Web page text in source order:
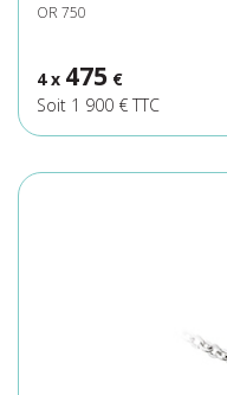
OR 750
4 x 475 €
Soit 1 900 € TTC